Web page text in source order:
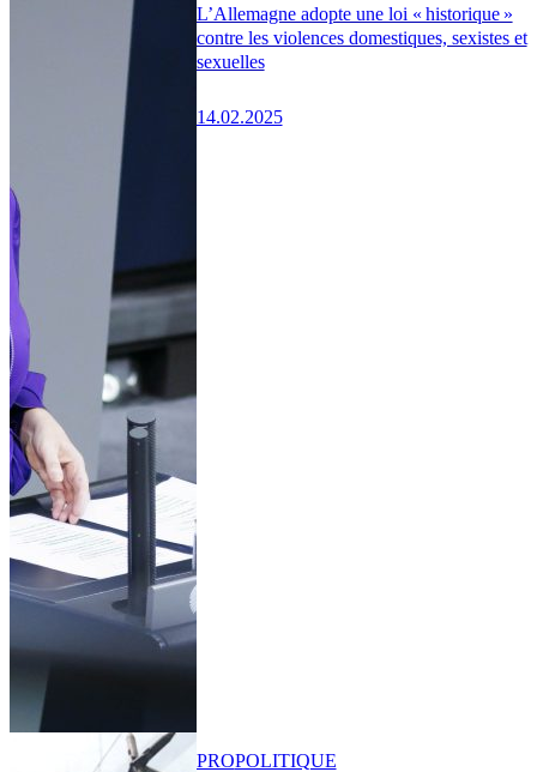
L’Allemagne adopte une loi « historique »
contre les violences domestiques, sexistes et
sexuelles
14.02.2025
PROPOLITIQUE